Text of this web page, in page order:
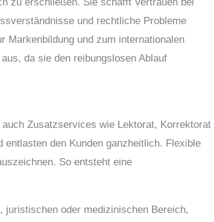
und rechtliche Probleme
Markenbildung und zum internationalen
da sie den reibungslosen Ablauf
Zusatzservices wie Lektorat, Korrektorat
entlasten den Kunden ganzheitlich. Flexible
So entsteht eine
juristischen oder medizinischen Bereich,